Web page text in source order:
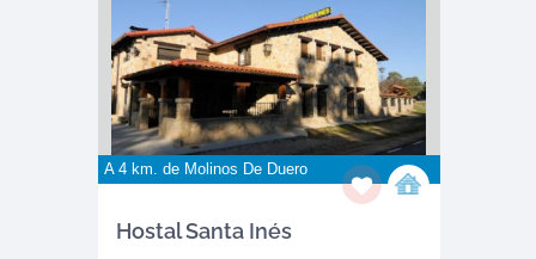
A 4 km. de Molinos De Duero
Hostal Santa Inés